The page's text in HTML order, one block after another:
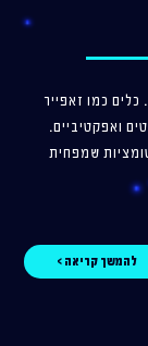
כמו זאפייר
ואפקטיביים.
שמפחית
להמשך קריאה >